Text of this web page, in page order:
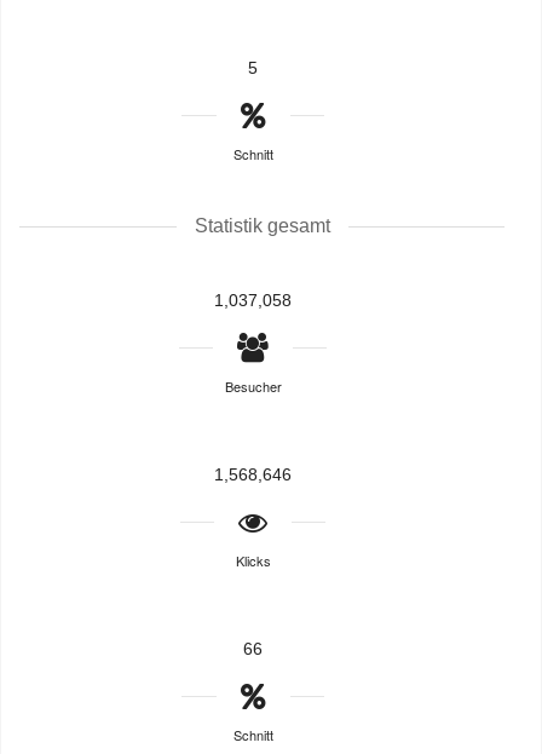
5
Schnitt
Statistik gesamt
1,037,058
Besucher
1,568,646
Klicks
66
Schnitt